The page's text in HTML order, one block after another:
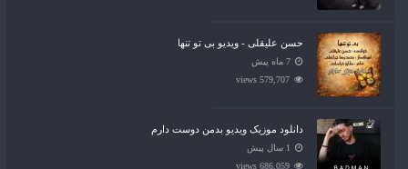
حسن علیقلی - ویدیو بی تو تنها
7 ماه پیش
579,707 views
دانلود موزیک ویدیو بدمن دوست دارم
1 سال پیش
686,059 views